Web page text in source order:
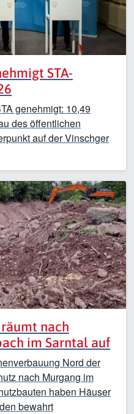
STA-
genehmigt: 10,49
des öffentlichen
auf der Vinschger
nach
im Sarntal auf
Nord der
nach Murgang im
haben Häuser
bewahrt